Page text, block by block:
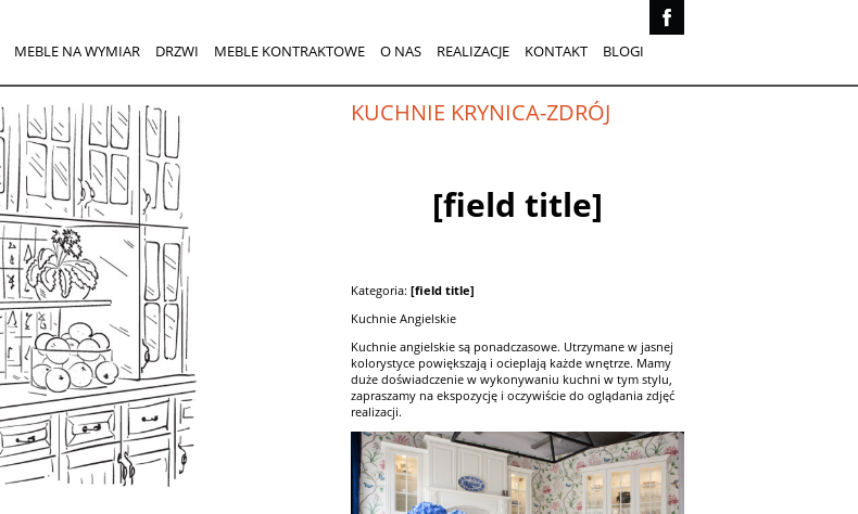
MEBLE NA WYMIAR DRZWI MEBLE KONTRAKTOWE O NAS REALIZACJE KONTAKT BLOGI
KUCHNIE KRYNICA-ZDRÓJ
[field title]
Kategoria: [field title]
Kuchnie Angielskie
Kuchnie angielskie są ponadczasowe. Utrzymane w jasnej
kolorystyce powiększają i ocieplają każde wnętrze. Mamy
duże doświadczenie w wykonywaniu kuchni w tym stylu,
zapraszamy na ekspozycję i oczywiście do oglądania zdjęć
realizacji.